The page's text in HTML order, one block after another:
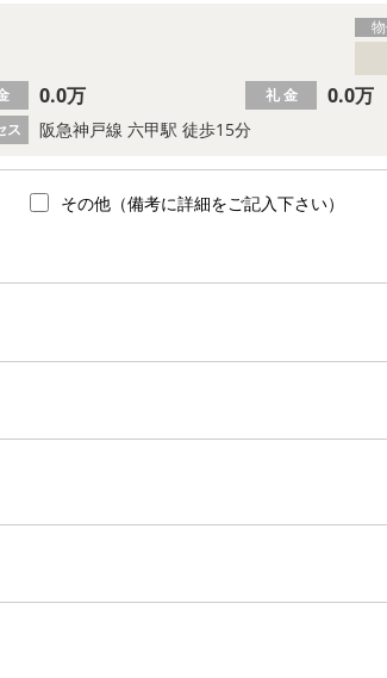
ス 阪急神戸線 六甲駅 徒歩15分
0.0万 礼 金 0.0万
その他（備考に詳細をご記入下さい）